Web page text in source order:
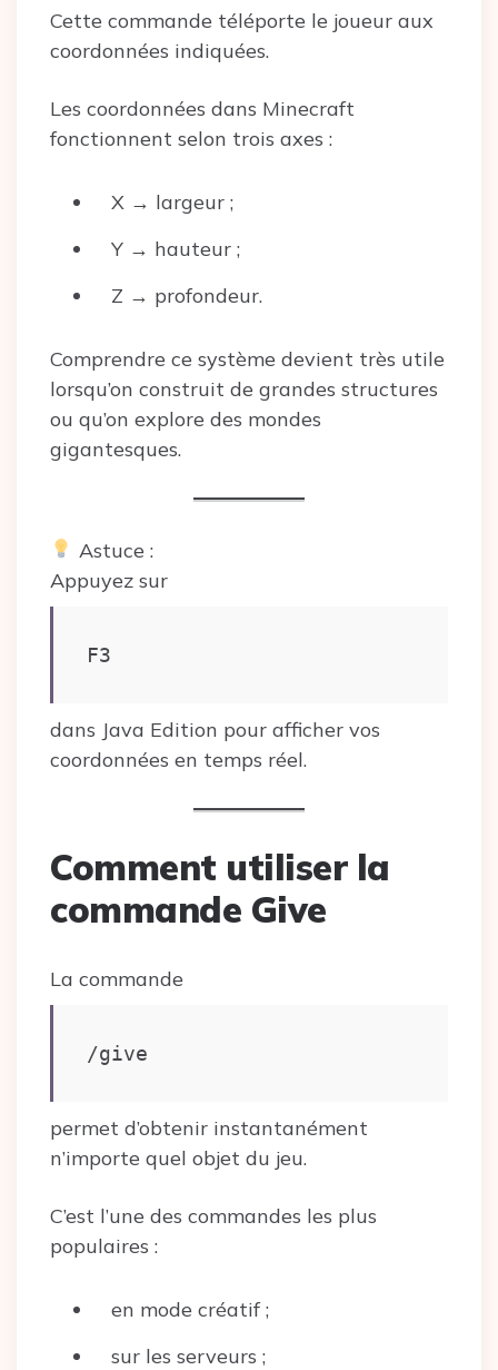
Cette commande téléporte le joueur aux
coordonnées indiquées.
Les coordonnées dans Minecraft
fonctionnent selon trois axes :
X → largeur ;
Y → hauteur ;
Z → profondeur.
Comprendre ce système devient très utile
lorsqu’on construit de grandes structures
ou qu’on explore des mondes
gigantesques.
Astuce :
Appuyez sur
F3
dans Java Edition pour afficher vos
coordonnées en temps réel.
Comment utiliser la
commande Give
La commande
/give
permet d’obtenir instantanément
n’importe quel objet du jeu.
C’est l’une des commandes les plus
populaires :
en mode créatif ;
sur les serveurs ;